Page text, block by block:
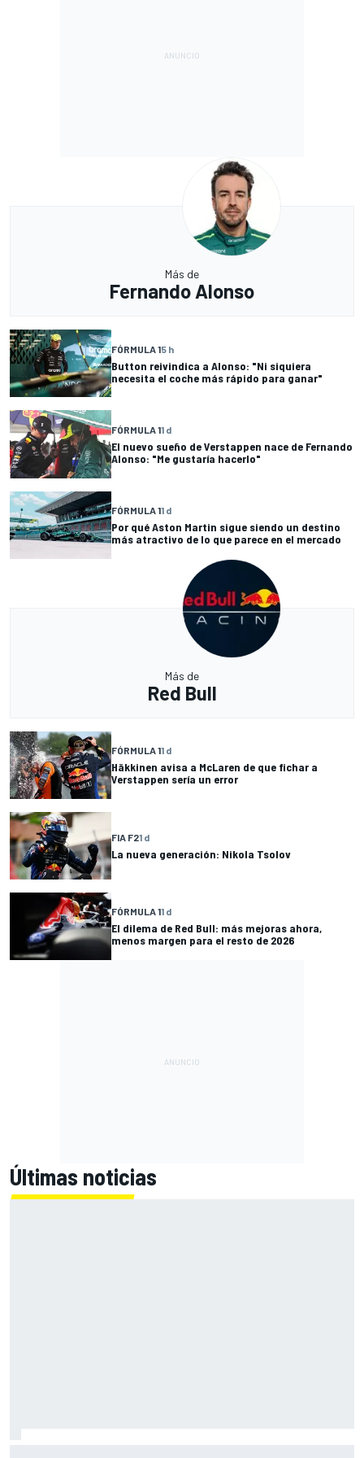
Más de
Fernando Alonso
FÓRMULA 15 h
Button reivindica a Alonso: "Ni siquiera
necesita el coche más rápido para ganar"
FÓRMULA 11 d
El nuevo sueño de Verstappen nace de Fernando
Alonso: "Me gustaría hacerlo"
FÓRMULA 11 d
Por qué Aston Martin sigue siendo un destino
más atractivo de lo que parece en el mercado
Más de
Red Bull
FÓRMULA 11 d
Häkkinen avisa a McLaren de que fichar a
Verstappen sería un error
FIA F21 d
La nueva generación: Nikola Tsolov
FÓRMULA 11 d
El dilema de Red Bull: más mejoras ahora,
menos margen para el resto de 2026
Últimas noticias